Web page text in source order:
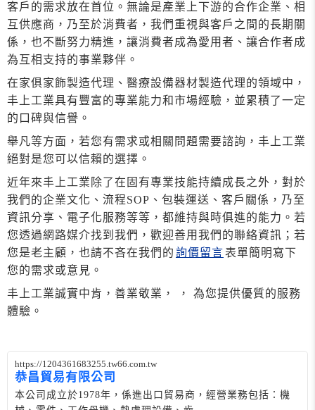
客戶的需求放在首位。無論是產業上下游的合作企業、相
互供應商，乃至於消費者，我們重視與客戶之間的長期關
係，也不斷努力精進，讓消費者成為愛用者、讓合作者成
為互相支持的事業夥伴。
在家俱家飾製造代理、醫療設備器材製造代理的領域中，
丰上工業具有豐富的專業能力和市場經驗，並累積了一定
的口碑與信譽。
舉凡等方面，若您有需求或相關問題需要諮詢，丰上工業
絕對是您可以信賴的選擇。
近年來丰上工業除了在固有專業技能持續成長之外，對於
我們的企業文化、流程SOP、包裝運送、客戶關係，乃至
資訊分享、電子化服務等等，都維持與時俱進的能力。若
您透過網路媒介找到我們，歡迎善用我們的聯絡資訊；若
您是老主顧，也請不吝在我們的 詢價留言表單簡明寫下
您的需求或意見。
丰上工業誠實中肯，善業敬業， ， 為您提供優質的服務
體驗。
https://1204361683255.tw66.com.tw
恭昌貿易有限公司
本公司成立於1978年，係進出口貿易商，經營業務包括：機